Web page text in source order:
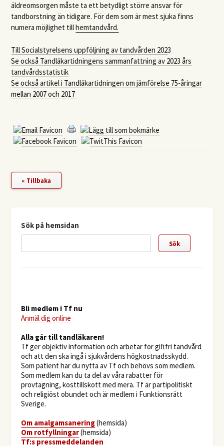
äldreomsorgen måste ta ett betydligt större ansvar för
tandborstning än tidigare. För dem som är mest sjuka finns
numera möjlighet tillhemtandvård.
Till Socialstyrelsens uppföljning av tandvården 2023
Se också Tandläkartidningens sammanfattning av 2023 års
tandvårdsstatistik
Se också artikel i Tandläkartidningen om jämförelse 75-åringar
mellan 2007 och 2017
« Tillbaka
Sök på hemsidan
Bli medlem i Tf nu
Anmäl dig online
​Alla går till tandläkaren!
Tf ger objektiv information och arbetar för giftfri tandvård
och att den ska ingå i sjukvårdens högkostnadsskydd.
Som patient har du nytta av Tf och behövs som medlem.
Som medlem kan du ta del av våra rabatter för
provtagning, kosttillskott med mera. Tf är partipolitiskt
och religiöst obundet och är medlem i Funktionsrätt
Sverige.
Om amalgamsanering(hemsida)
Om rotfyllningar(hemsida)
​Tf:s pressmeddelanden